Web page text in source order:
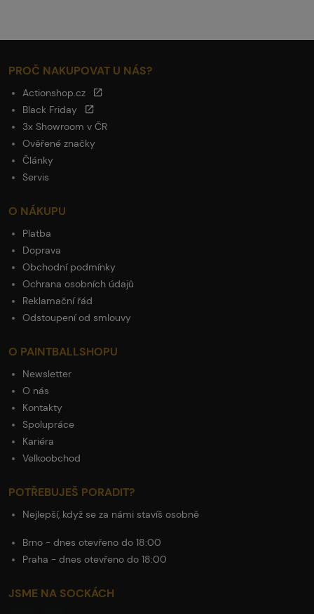
PROČ NAKUPOVAT U NÁS?
Actionshop.cz
Black Friday
3x Showroom v ČR
Ověřené značky
Články
Servis
O NÁKUPU
Platba
Doprava
Obchodní podmínky
Ochrana osobních údajů
Reklamační řád
Odstoupení od smlouvy
O PAINTBALLSHOPU
Newsletter
O nás
Kontakty
Spolupráce
Kariéra
Velkoobchod
POTŘEBUJEŠ PORADIT?
Nejlepší, když se za námi stavíš osobně
Brno - dnes otevřeno do 18:00
Praha - dnes otevřeno do 18:00
JSME NA SOCKÁCH